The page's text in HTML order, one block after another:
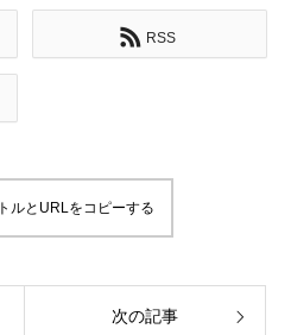
RSS
ルとURLをコピーする
次の記事